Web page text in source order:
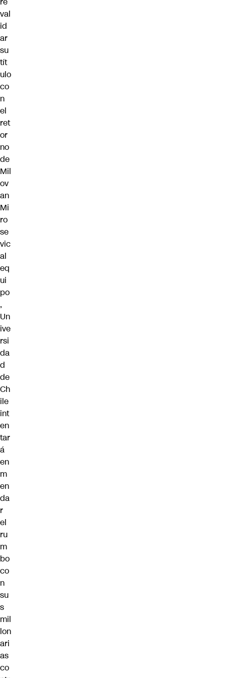
val
id
ar
su
tít
ulo
co
n
el
ret
or
no
de
Mil
ov
an
Mi
ro
se
vic
al
eq
ui
po
,
Un
ive
rsi
da
d
de
Ch
ile
int
en
tar
á
en
m
en
da
r
el
ru
m
bo
co
n
su
s
mil
lon
ari
as
co